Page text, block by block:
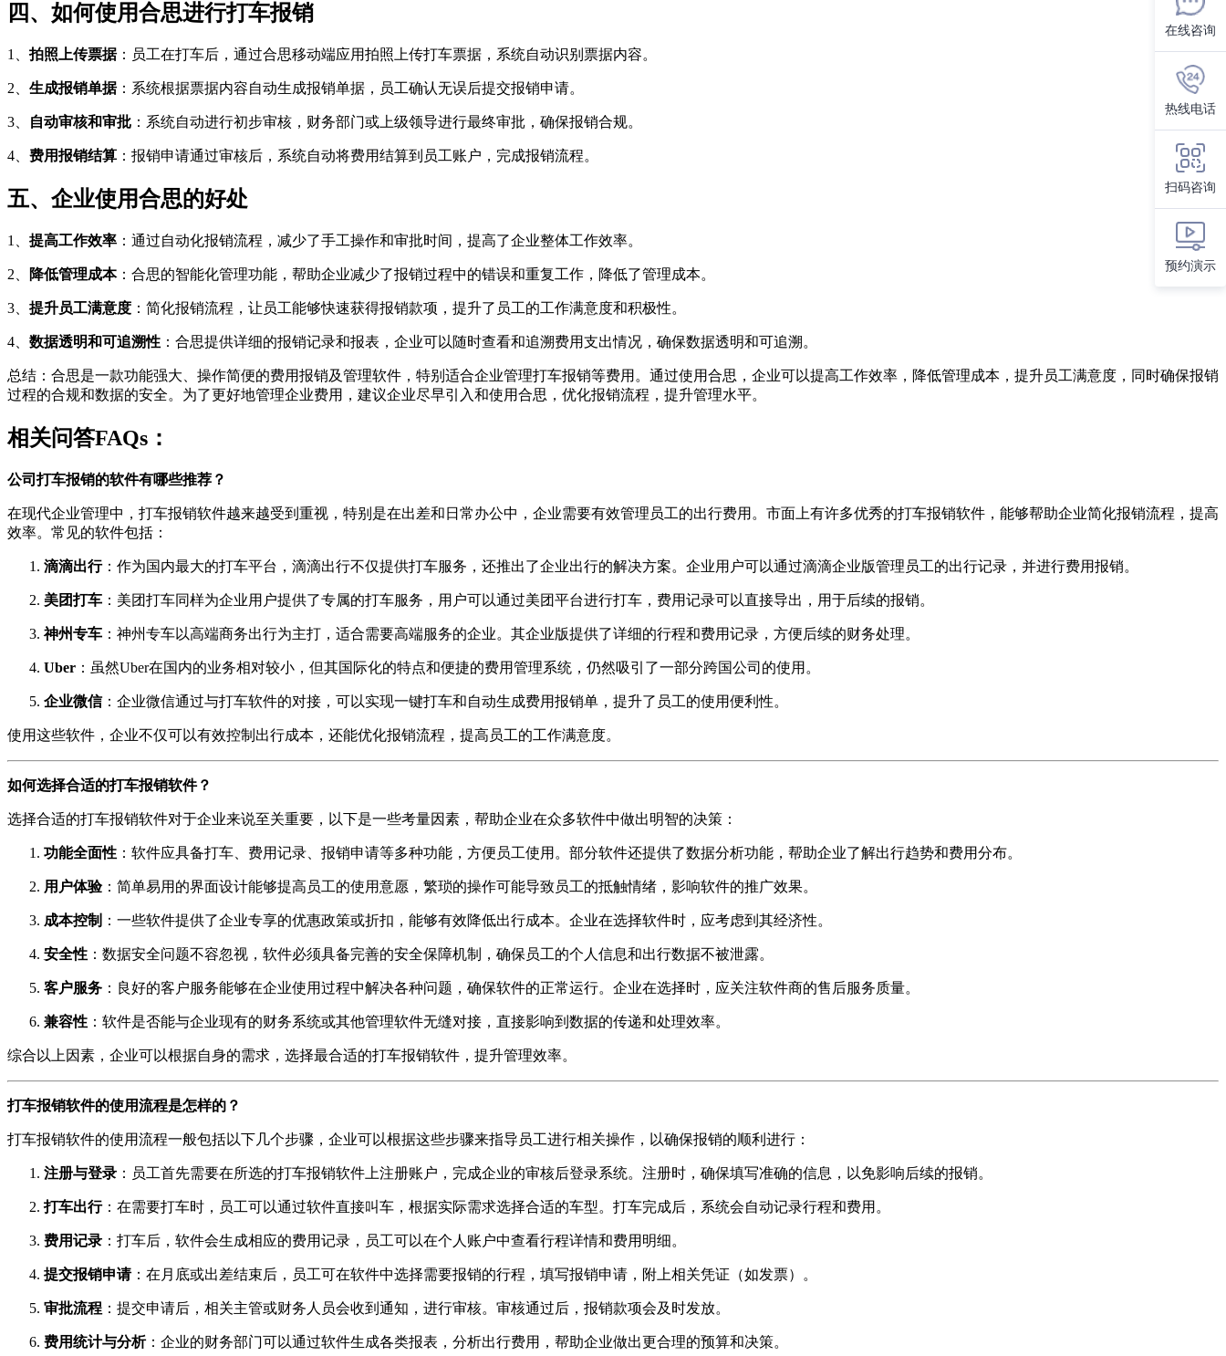
四、如何使用合思进行打车报销
1、 拍照上传票据：员工在打车后，通过合思移动端应用拍照上传打车票据，系统自动识别票据内容。
2、 生成报销单据：系统根据票据内容自动生成报销单据，员工确认无误后提交报销申请。
3、 自动审核和审批 ：系统自动进行初步审核，财务部门或上级领导进行最终审批，确保报销合规。
4、 费用报销结算 ：报销申请通过审核后，系统自动将费用结算到员工账户，完成报销流程。
五、企业使用合思的好处
1、 提高工作效率 ：通过自动化报销流程，减少了手工操作和审批时间，提高了企业整体工作效率。
2、 降低管理成本：合思的智能化管理功能，帮助企业减少了报销过程中的错误和重复工作，降低了管理成本。
3、 提升员工满意度 ：简化报销流程，让员工能够快速获得报销款项，提升了员工的工作满意度和积极性。
4、 数据透明和可追溯性 ：合思提供详细的报销记录和报表，企业可以随时查看和追溯费用支出情况，确保数据透明和可追溯。
总结：合思是一款功能强大、操作简便的费用报销及管理软件，特别适合企业管理打车报销等费用。通过使用合思，企业可以提高工作效率，降低管理成本，提升员工满意度，同时确保报销
过程的合规和数据的安全。为了更好地管理企业费用，建议企业尽早引入和使用合思，优化报销流程，提升管理水平。
相关问答FAQs：
公司打车报销的软件有哪些推荐？
在现代企业管理中，打车报销软件越来越受到重视，特别是在出差和日常办公中，企业需要有效管理员工的出行费用。市面上有许多优秀的打车报销软件，能够帮助企业简化报销流程，提高
效率。常见的软件包括：
滴滴出行：作为国内最大的打车平台，滴滴出行不仅提供打车服务，还推出了企业出行的解决方案。企业用户可以通过滴滴企业版管理员工的出行记录，并进行费用报销。
美团打车 ：美团打车同样为企业用户提供了专属的打车服务，用户可以通过美团平台进行打车，费用记录可以直接导出，用于后续的报销。
神州专车 ：神州专车以高端商务出行为主打，适合需要高端服务的企业。其企业版提供了详细的行程和费用记录，方便后续的财务处理。
Uber ：虽然Uber在国内的业务相对较小，但其国际化的特点和便捷的费用管理系统，仍然吸引了一部分跨国公司的使用。
企业微信：企业微信通过与打车软件的对接，可以实现一键打车和自动生成费用报销单，提升了员工的使用便利性。
使用这些软件，企业不仅可以有效控制出行成本，还能优化报销流程，提高员工的工作满意度。
如何选择合适的打车报销软件？
选择合适的打车报销软件对于企业来说至关重要，以下是一些考量因素，帮助企业在众多软件中做出明智的决策：
功能全面性 ：软件应具备打车、费用记录、报销申请等多种功能，方便员工使用。部分软件还提供了数据分析功能，帮助企业了解出行趋势和费用分布。
用户体验：简单易用的界面设计能够提高员工的使用意愿，繁琐的操作可能导致员工的抵触情绪，影响软件的推广效果。
成本控制 ：一些软件提供了企业专享的优惠政策或折扣，能够有效降低出行成本。企业在选择软件时，应考虑到其经济性。
安全性 ：数据安全问题不容忽视，软件必须具备完善的安全保障机制，确保员工的个人信息和出行数据不被泄露。
客户服务 ：良好的客户服务能够在企业使用过程中解决各种问题，确保软件的正常运行。企业在选择时，应关注软件商的售后服务质量。
兼容性 ：软件是否能与企业现有的财务系统或其他管理软件无缝对接，直接影响到数据的传递和处理效率。
综合以上因素，企业可以根据自身的需求，选择最合适的打车报销软件，提升管理效率。
打车报销软件的使用流程是怎样的？
打车报销软件的使用流程一般包括以下几个步骤，企业可以根据这些步骤来指导员工进行相关操作，以确保报销的顺利进行：
注册与登录 ：员工首先需要在所选的打车报销软件上注册账户，完成企业的审核后登录系统。注册时，确保填写准确的信息，以免影响后续的报销。
打车出行：在需要打车时，员工可以通过软件直接叫车，根据实际需求选择合适的车型。打车完成后，系统会自动记录行程和费用。
费用记录 ：打车后，软件会生成相应的费用记录，员工可以在个人账户中查看行程详情和费用明细。
提交报销申请：在月底或出差结束后，员工可在软件中选择需要报销的行程，填写报销申请，附上相关凭证（如发票）。
审批流程 ：提交申请后，相关主管或财务人员会收到通知，进行审核。审核通过后，报销款项会及时发放。
费用统计与分析：企业的财务部门可以通过软件生成各类报表，分析出行费用，帮助企业做出更合理的预算和决策。
在线咨询
热线电话
扫码咨询
预约演示